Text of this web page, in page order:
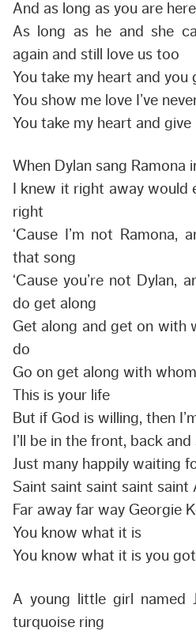
And as long as you are
As long as he and she
again and still love us too
You take my heart and you
You show me love I’ve
You take my heart and
When Dylan sang Ramona
I knew it right away
right
‘Cause I’m not Ramona,
that song
‘Cause you’re not Dylan,
do get along
Get along and get on with
do
Go on get along with
This is your life
But if God is willing, then
I’ll be in the front, back
Just many happily waiting
Saint saint saint saint saint
Far away far way Georgie
You know what it is
You know what it is you
A young little girl named
turquoise ring